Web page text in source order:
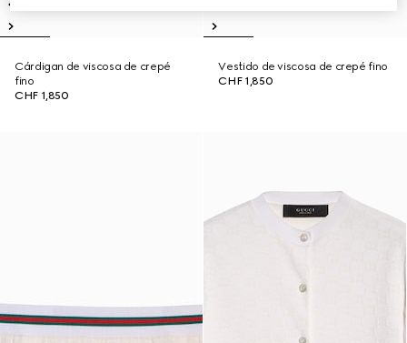
Cárdigan de viscosa de crepé
fino
CHF 1,850
Vestido de viscosa de crepé fino
CHF 1,850